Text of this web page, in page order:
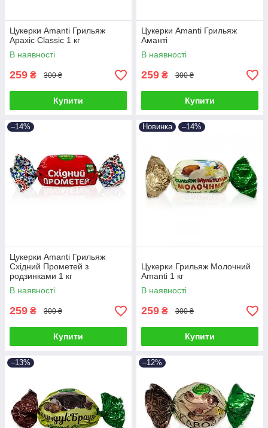
Цукерки Amanti Грильяж
Арахіс Classic 1 кг
В наявності
259 ₴ 300 ₴
Купити
Цукерки Amanti Грильяж
Аманті
В наявності
259 ₴ 300 ₴
Купити
–14%
Цукерки Amanti Грильяж
Східний Прометей з
родзинками 1 кг
В наявності
259 ₴ 300 ₴
Купити
Новинка –14%
Цукерки Грильяж Молочний
Amanti 1 кг
В наявності
259 ₴ 300 ₴
Купити
–13% –12%